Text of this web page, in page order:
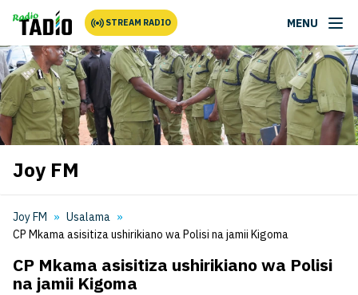
STREAM RADIO MENU
Joy FM
Joy FM
Usalama
CP Mkama asisitiza ushirikiano wa Polisi na jamii Kigoma
CP Mkama asisitiza ushirikiano wa Polisi
na jamii Kigoma